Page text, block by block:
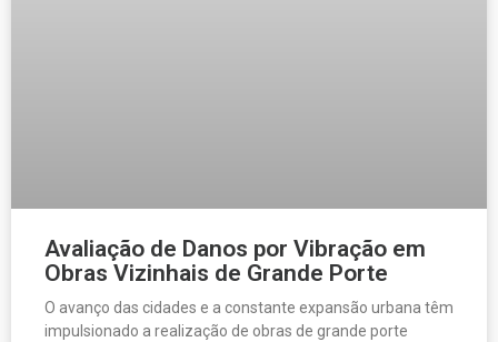
Avaliação de Danos por Vibração em
Obras Vizinhais de Grande Porte
O avanço das cidades e a constante expansão urbana têm
impulsionado a realização de obras de grande porte